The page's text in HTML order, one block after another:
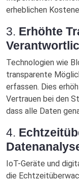
erheblichen
3. Erhöhte
Technologien wie
transparente
erfassen. Dies
Vertrauen bei den
dass alle Daten
4.
IoT-Geräte und
die